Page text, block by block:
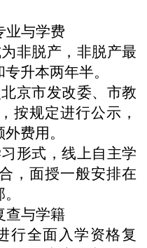
业与学费
为非脱产，非脱产最
升本两年半。
京市发改委、市教
按规定进行公示，
费用。
形式，线上自主学
，面授一般安排在
查与学籍
行全面入学资格复